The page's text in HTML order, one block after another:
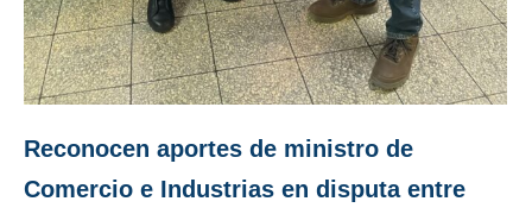
Reconocen aportes de ministro de
Comercio e Industrias en disputa entre